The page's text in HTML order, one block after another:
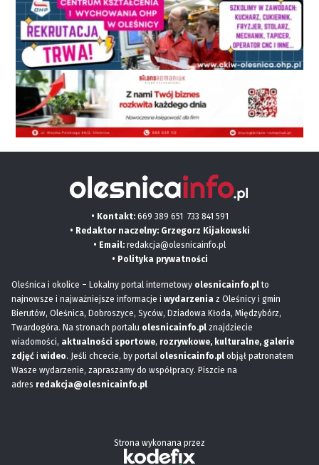
• Kontakt: 669 389 651 733 841 591
• Redaktor naczelny: Grzegorz Kijakowski
• Email: redakcja@olesnicainfo.pl
• Polityka prywatności
Oleśnica i okolice – Lokalny portal internetowy olesnicainfo.plto
najnowsze i najważniejsze informacje i wydarzenia z Oleśnicy i gmin
Bierutów, Oleśnica, Dobroszyce, Syców, Dziadowa Kłoda, Międzybórz,
Twardogóra. Na stronach portalu olesnicainfo.pl znajdziecie
wiadomości, aktualności sportowe, rozrywkowe, kulturalne, galerie
zdjęć i wideo. Jeśli chcecie, by portal olesnicainfo.pl objął patronatem
Wasze wydarzenie, zapraszamy do współpracy. Piszcie na
adres redakcja@olesnicainfo.pl
Strona wykonana przez